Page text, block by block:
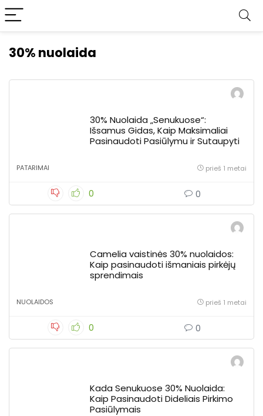
30% nuolaida
30% Nuolaida „Senukuose“:
Išsamus Gidas, Kaip Maksimaliai
Pasinaudoti Pasiūlymu ir Sutaupyti
PATARIMAI prieš 1 metai
0 0
Camelia vaistinės 30% nuolaidos:
Kaip pasinaudoti išmaniais pirkėjų
sprendimais
NUOLAIDOS prieš 1 metai
0 0
Kada Senukuose 30% Nuolaida:
Kaip Pasinaudoti Dideliais Pirkimo
Pasiūlymais